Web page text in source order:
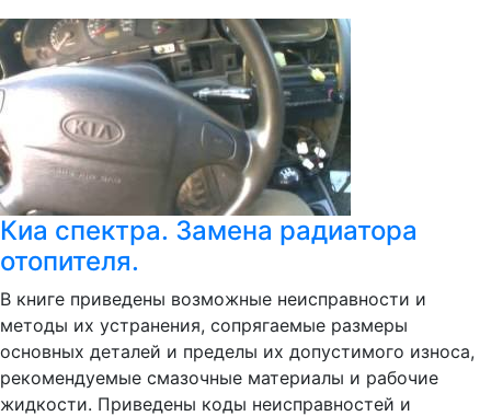
Киа спектра. Замена радиатора
отопителя.
В книге приведены возможные неисправности и
методы их устранения, сопрягаемые размеры
основных деталей и пределы их допустимого износа,
рекомендуемые смазочные материалы и рабочие
жидкости. Приведены коды неисправностей и